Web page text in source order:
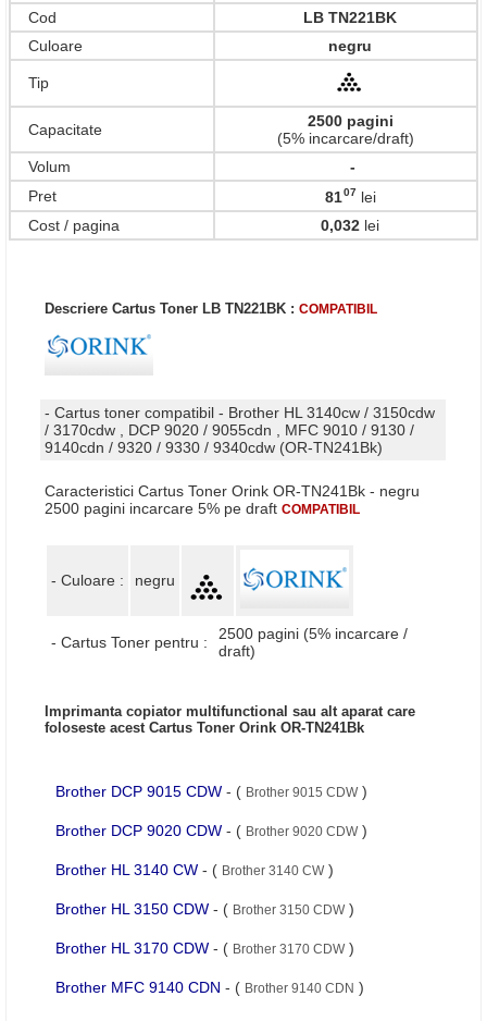
Cod
LB TN221BK
Culoare
negru
Tip
Capacitate
2500 pagini
(5% incarcare/draft)
Volum
-
Pret
8107 lei
Cost / pagina
0,032 lei
Descriere Cartus Toner LB TN221BK : COMPATIBIL
- Cartus toner compatibil - Brother HL 3140cw / 3150cdw
/ 3170cdw , DCP 9020 / 9055cdn , MFC 9010 / 9130 /
9140cdn / 9320 / 9330 / 9340cdw (OR-TN241Bk)
Caracteristici Cartus Toner Orink OR-TN241Bk - negru
2500 pagini incarcare 5% pe draft COMPATIBIL
- Culoare : negru
- Cartus Toner pentru :
2500 pagini (5% incarcare /
draft)
Imprimanta copiator multifunctional sau alt aparat care
foloseste acest Cartus Toner Orink OR-TN241Bk
Brother DCP 9015 CDW - ( Brother 9015 CDW)
Brother DCP 9020 CDW - ( Brother 9020 CDW)
Brother HL 3140 CW - ( Brother 3140 CW)
Brother HL 3150 CDW - ( Brother 3150 CDW)
Brother HL 3170 CDW - ( Brother 3170 CDW)
Brother MFC 9140 CDN - ( Brother 9140 CDN )